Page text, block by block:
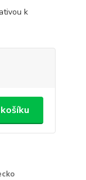
k